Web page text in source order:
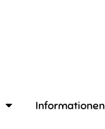
Informationen